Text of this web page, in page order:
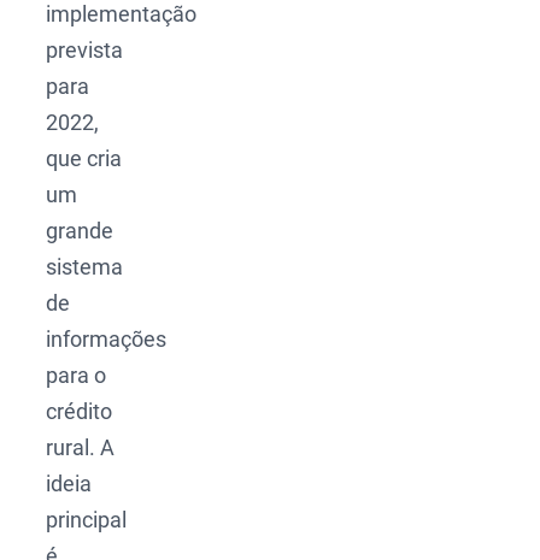
implementação
prevista
para
2022,
que cria
um
grande
sistema
de
informações
para o
crédito
rural. A
ideia
principal